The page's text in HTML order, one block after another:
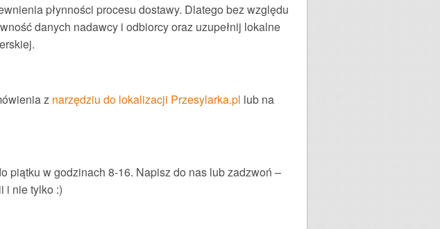
płynności procesu dostawy. Dlatego bez względu
danych nadawcy i odbiorcy oraz uzupełnij lokalne
z narzędziu do lokalizacji Przesylarka.pl lub na
piątku w godzinach 8-16. Napisz do nas lub zadzwoń –
i nie tylko :)